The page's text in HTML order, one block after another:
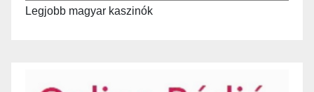
Legjobb magyar kaszinók